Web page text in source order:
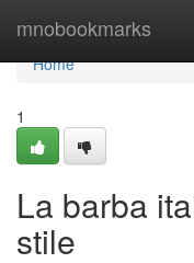
mnobookmarks
Home
Home
1
La barba
stile